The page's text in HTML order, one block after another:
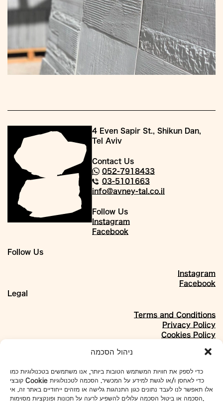
ניהול הסכמה
כדי לספק את חוויות המשתמש הטובות ביותר, אנו משתמשים בטכנולוגיות כמו
קובצי Cookie כדי לאחסן ו/או לגשת למידע על המכשיר. הסכמה לטכנולוגיות
אלו תאפשר לנו לעבד נתונים כגון התנהגות גלישה או מזהים ייחודיים באתר זה. אי
Follow Us
Instagram
Facebook
Legal
Terms and Conditions
Privacy Policy
Cookies Policy
Materials
Projects
Collaborations
4 Even Sapir St., Shikun Dan,
Tel Aviv
Contact Us
052-7918433
03-5101663
info@avney-tal.co.il
Follow Us
Instagram
Facebook